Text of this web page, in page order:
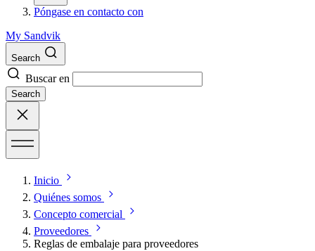
Póngase en contacto con
My Sandvik
Search
Buscar en
Search
Inicio
Quiénes somos
Concepto comercial
Proveedores
Reglas de embalaje para proveedores